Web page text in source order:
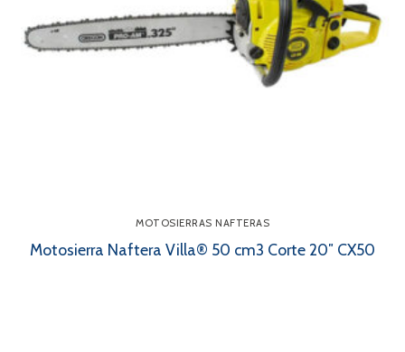
MOTOSIERRAS NAFTERAS
Motosierra Naftera Villa® 50 cm3 Corte 20″ CX50